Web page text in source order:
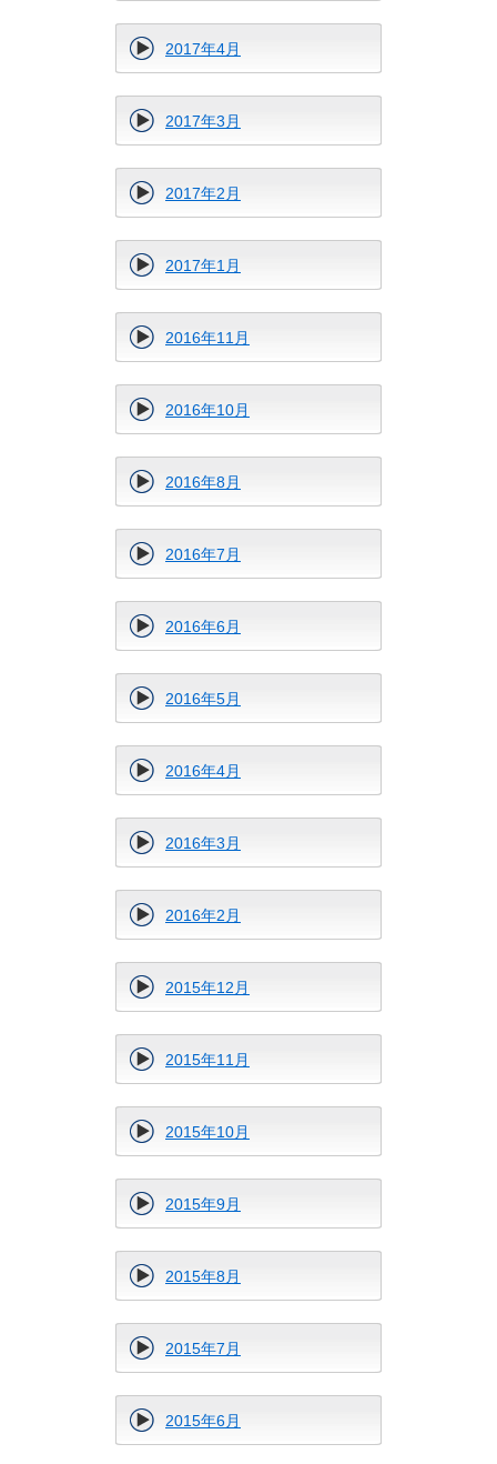
2017年4月
2017年3月
2017年2月
2017年1月
2016年11月
2016年10月
2016年8月
2016年7月
2016年6月
2016年5月
2016年4月
2016年3月
2016年2月
2015年12月
2015年11月
2015年10月
2015年9月
2015年8月
2015年7月
2015年6月